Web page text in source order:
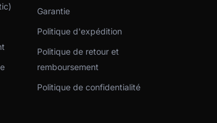
Garantie
Politique d'expédition
Politique de retour et
remboursement
Politique de confidentialité